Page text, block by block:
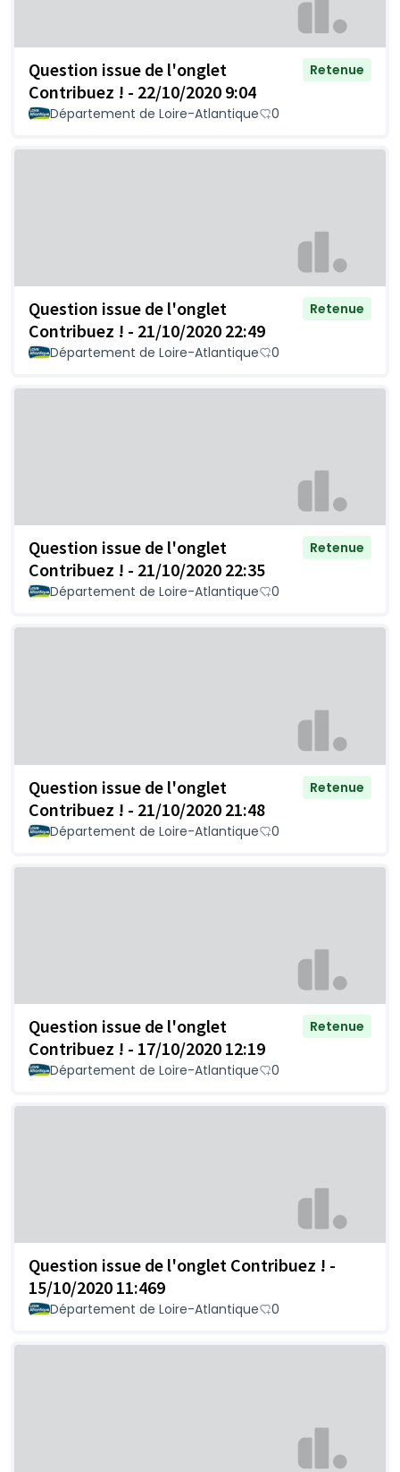
Question issue de l'onglet
Contribuez ! - 22/10/2020 9:04
Retenue
Département de Loire-Atlantique 0
Question issue de l'onglet
Contribuez ! - 21/10/2020 22:49
Retenue
Département de Loire-Atlantique 0
Question issue de l'onglet
Contribuez ! - 21/10/2020 22:35
Retenue
Département de Loire-Atlantique 0
Question issue de l'onglet
Contribuez ! - 21/10/2020 21:48
Retenue
Département de Loire-Atlantique 0
Question issue de l'onglet
Contribuez ! - 17/10/2020 12:19
Retenue
Département de Loire-Atlantique 0
Question issue de l'onglet Contribuez ! -
15/10/2020 11:469
Département de Loire-Atlantique 0